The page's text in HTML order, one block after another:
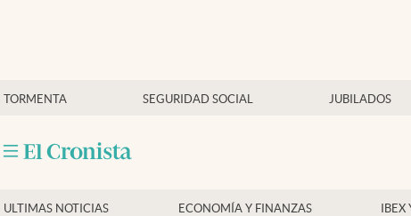
TORMENTA SEGURIDAD SOCIAL JUBILADOS
Economía y finanzas
Criptomonedas
ULTIMAS NOTICIAS ECONOMÍA Y FINANZAS IBEX